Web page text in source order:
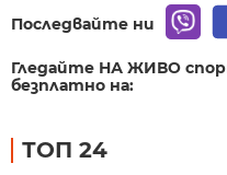
Последвайте ни
Гледайте НА ЖИВО
безплатно на:
ТОП 24